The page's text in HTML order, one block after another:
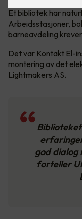
Et bibliotek har
Arbeidsstasjoner,
barneavdeling
Det var Kontakt El-
montering av det
Lightmakers AS.
god dialog
forteller